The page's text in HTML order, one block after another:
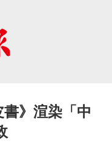
》渲染「中